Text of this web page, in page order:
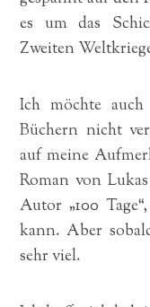
es um das
Zweiten
Ich möchte
Büchern nicht
auf meine
Roman von
Autor „100
kann. Aber
sehr viel.